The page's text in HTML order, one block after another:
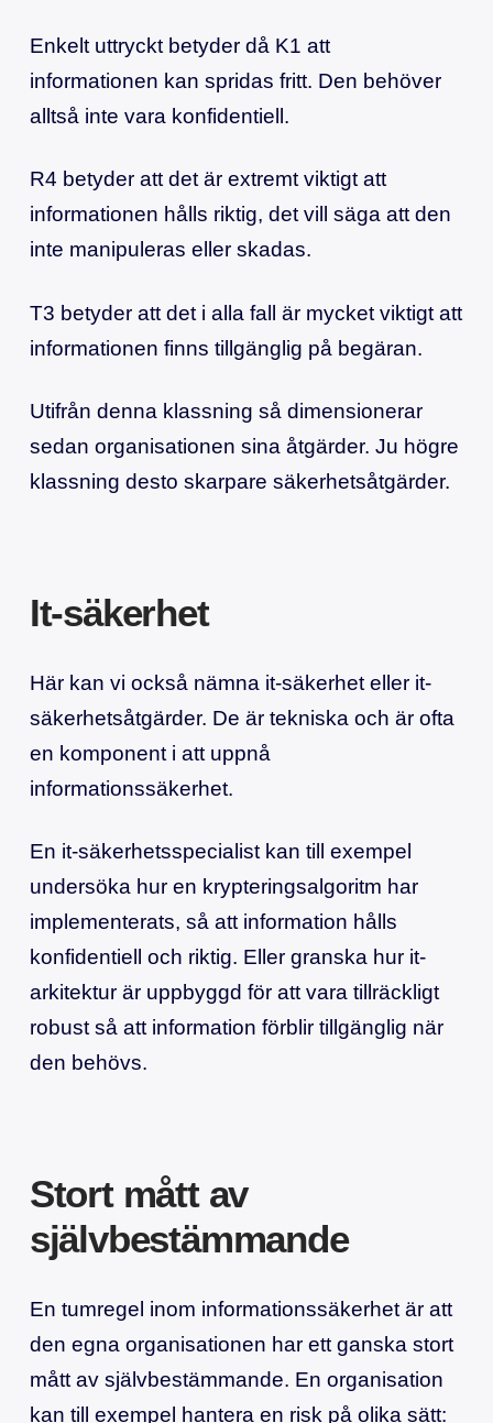
Enkelt uttryckt betyder då K1 att
informationen kan spridas fritt. Den behöver
alltså inte vara konfidentiell.
R4 betyder att det är extremt viktigt att
informationen hålls riktig, det vill säga att den
inte manipuleras eller skadas.
T3 betyder att det i alla fall är mycket viktigt att
informationen finns tillgänglig på begäran.
Utifrån denna klassning så dimensionerar
sedan organisationen sina åtgärder. Ju högre
klassning desto skarpare säkerhetsåtgärder.
It-säkerhet
Här kan vi också nämna it-säkerhet eller it-
säkerhetsåtgärder. De är tekniska och är ofta
en komponent i att uppnå
informationssäkerhet.
En it-säkerhetsspecialist kan till exempel
undersöka hur en krypteringsalgoritm har
implementerats, så att information hålls
konfidentiell och riktig. Eller granska hur it-
arkitektur är uppbyggd för att vara tillräckligt
robust så att information förblir tillgänglig när
den behövs.
Stort mått av
självbestämmande
En tumregel inom informationssäkerhet är att
den egna organisationen har ett ganska stort
mått av självbestämmande. En organisation
kan till exempel hantera en risk på olika sätt: